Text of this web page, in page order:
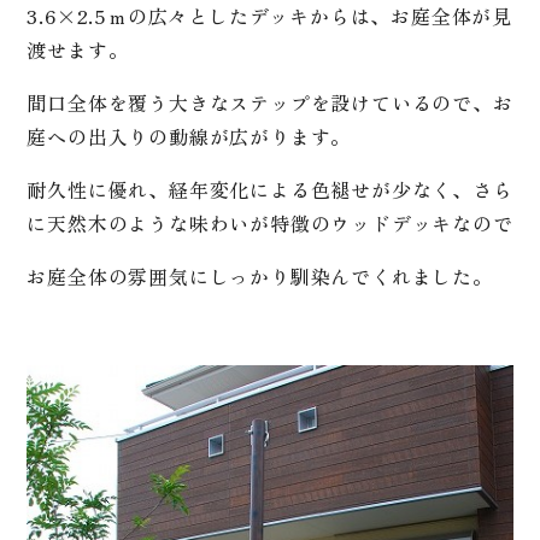
3.6×2.5ｍの広々としたデッキからは、お庭全体が見
渡せます。
間口全体を覆う大きなステップを設けているので、お
庭への出入りの動線が広がります。
耐久性に優れ、経年変化による色褪せが少なく、さら
に天然木のような味わいが特徴のウッドデッキなので
お庭全体の雰囲気にしっかり馴染んでくれました。